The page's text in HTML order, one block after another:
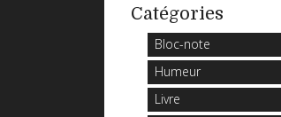
Catégories
Bloc-note
Humeur
Livre